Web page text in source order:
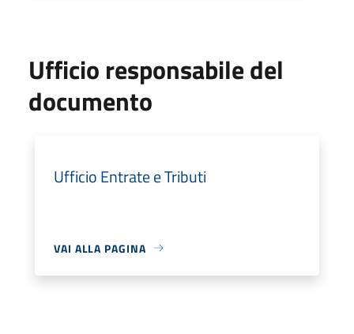
Ufficio responsabile del
documento
Ufficio Entrate e Tributi
VAI ALLA PAGINA